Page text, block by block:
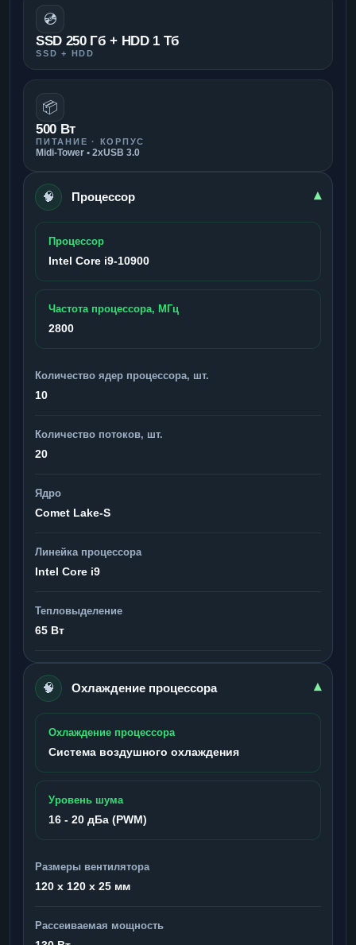
💿
SSD 250 Гб + HDD 1 Тб
SSD + HDD
📦
500 Вт
ПИТАНИЕ · КОРПУС
Midi-Tower • 2xUSB 3.0
🧠 Процессор ▾
Процессор
Intel Core i9-10900
Частота процессора, МГц
2800
Количество ядер процессора, шт.
10
Количество потоков, шт.
20
Ядро
Comet Lake-S
Линейка процессора
Intel Core i9
Тепловыделение
65 Вт
🧠 Охлаждение процессора ▾
Охлаждение процессора
Система воздушного охлаждения
Уровень шума
16 - 20 дБа (PWM)
Размеры вентилятора
120 x 120 x 25 мм
Рассеиваемая мощность